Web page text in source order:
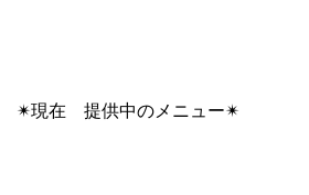
✴︎現在 提供中のメニュー✴︎